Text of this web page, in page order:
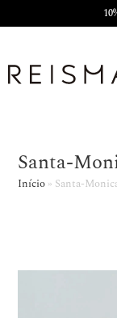
Santa-
Início » Santa-